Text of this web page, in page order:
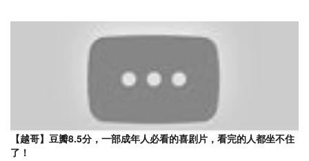
【越哥】豆瓣8.5分，一部成年人必看的喜剧片，看完的人都坐不住
了！